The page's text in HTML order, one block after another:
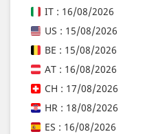
IT : 16/08/2026
US : 15/08/2026
BE : 15/08/2026
AT : 16/08/2026
CH : 17/08/2026
HR : 18/08/2026
ES : 16/08/2026